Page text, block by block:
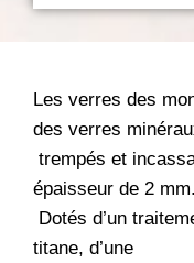
Les verres des
des verres
trempés et
épaisseur de 2 mm.
Dotés d’un
titane, d’une